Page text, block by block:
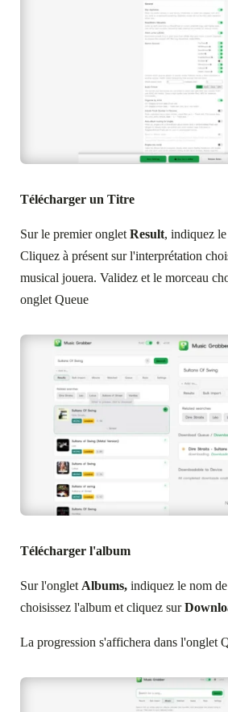
Télécharger un Titre
Sur le premier onglet Result, indiquez
Cliquez à présent sur l'interprétation
musical jouera. Validez et le morceau
onglet Queue
Télécharger l'album
Sur l'onglet Albums, indiquez le nom
choisissez l'album et cliquez sur
La progression s'affichera dans l'onglet